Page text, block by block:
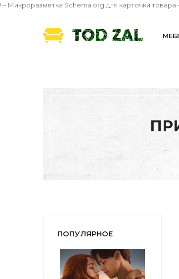
!-- Микроразметка Schema.org для карточки товара
ПОПУЛЯРНОЕ